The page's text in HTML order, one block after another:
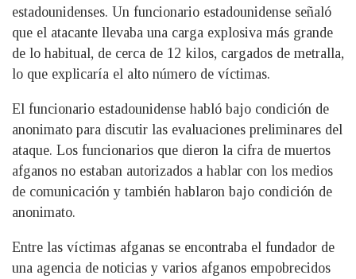
estadounidenses. Un funcionario estadounidense señaló
que el atacante llevaba una carga explosiva más grande
de lo habitual, de cerca de 12 kilos, cargados de metralla,
lo que explicaría el alto número de víctimas.
El funcionario estadounidense habló bajo condición de
anonimato para discutir las evaluaciones preliminares del
ataque. Los funcionarios que dieron la cifra de muertos
afganos no estaban autorizados a hablar con los medios
de comunicación y también hablaron bajo condición de
anonimato.
Entre las víctimas afganas se encontraba el fundador de
una agencia de noticias y varios afganos empobrecidos